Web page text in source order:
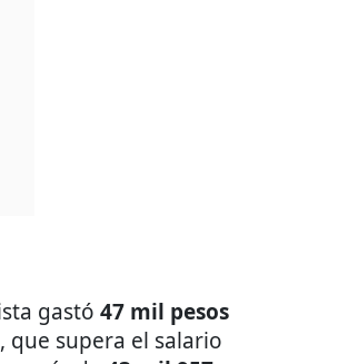
gastó 47 mil pesos
que supera el salario